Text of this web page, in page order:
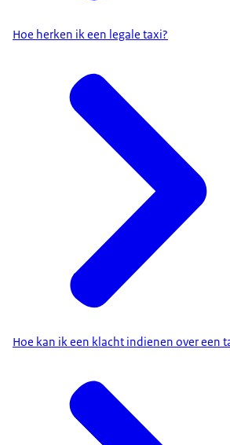
Hoe herken ik een legale taxi?
Hoe kan ik een klacht indienen over een